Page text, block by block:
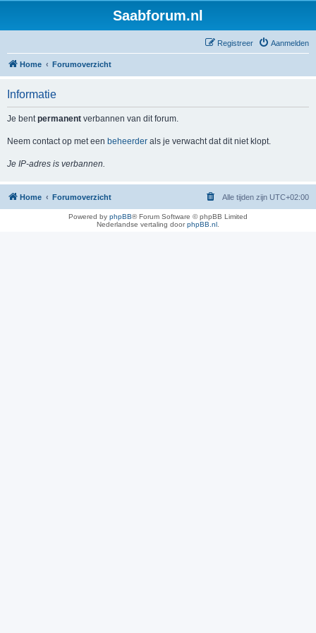
Saabforum.nl
Aanmelden
Registreer
Home Forumoverzicht
Informatie
Je bentpermanent verbannen van dit forum.
Neem contact op met een beheerder als je verwacht dat dit niet klopt.
Je IP-adres is verbannen.
Home Forumoverzicht Alle tijden zijn UTC+02:00
Powered by phpBB® Forum Software © phpBB Limited
Nederlandse vertaling doorphpBB.nl